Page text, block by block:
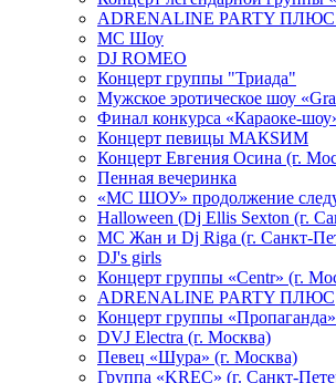
ADRENALINE PARTY ПЛЮС
MC Шоу
DJ ROMEO
Концерт группы "Триада"
Мужское эротическое шоу
Финал конкурса «Караоке-
Концерт певицы МАКSИМ
Концерт Евгения Осина (г.
Пенная вечеринка
«МС ШОУ» продолжение
Halloween (Dj Ellis Sexton (г.
МС Жан и Dj Riga (г. Санкт-
DJ's girls
Концерт группы «Centr» (г.
ADRENALINE PARTY ПЛЮС
Концерт группы
DVJ Electra (г. Москва)
Певец «Шура» (г. Москва)
Группа «KREC» (г. Санкт-